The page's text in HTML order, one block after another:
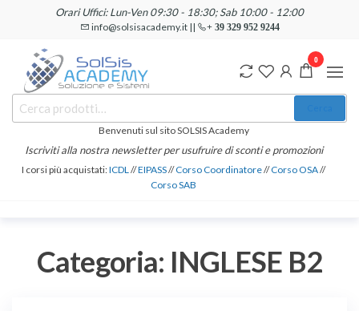
contenuto
Orari Uffici: Lun-Ven 09:30 - 18:30; Sab 10:00 - 12:00
info@solsisacademy.it || + 39 329 952 9244
SOLSIS
Academy
Corsi e
Certificazioni
Linguistiche
Benvenuti sul sito SOLSIS Academy
Iscriviti alla nostra newsletter per usufruire di sconti e promozioni
I corsi più acquistati:ICDL//EIPASS//Corso Coordinatore//Corso OSA//
Corso SAB
0
Categoria: INGLESE B2